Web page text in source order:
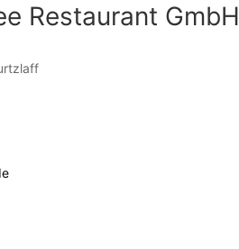
Restaurant GmbH